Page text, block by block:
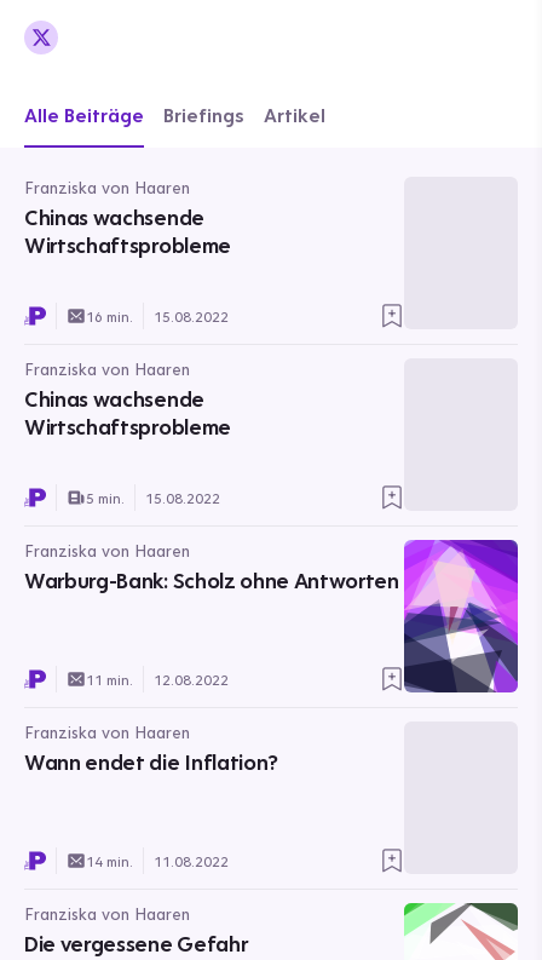
Alle Beiträge Briefings Artikel
Franziska von Haaren
Chinas wachsende
Wirtschaftsprobleme
16 min. 15.08.2022
Franziska von Haaren
Chinas wachsende
Wirtschaftsprobleme
5 min. 15.08.2022
Franziska von Haaren
Warburg-Bank: Scholz ohne Antworten
11 min. 12.08.2022
Franziska von Haaren
Wann endet die Inflation?
14 min. 11.08.2022
Franziska von Haaren
Die vergessene Gefahr